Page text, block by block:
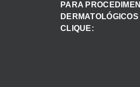
PARA
DERMATOLÓGICOS
CLIQUE: